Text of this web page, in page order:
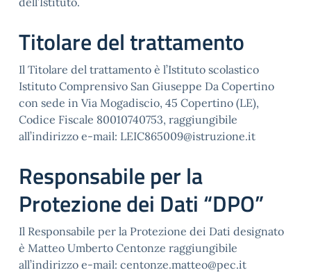
Titolare del trattamento
Il Titolare del trattamento è l’Istituto scolastico
Istituto Comprensivo San Giuseppe Da Copertino
con sede in Via Mogadiscio, 45 Copertino (LE),
Codice Fiscale 80010740753, raggiungibile
all’indirizzo e-mail: LEIC865009@istruzione.it
Responsabile per la
Protezione dei Dati “DPO”
Il Responsabile per la Protezione dei Dati designato
è Matteo Umberto Centonze raggiungibile
all’indirizzo e-mail: centonze.matteo@pec.it